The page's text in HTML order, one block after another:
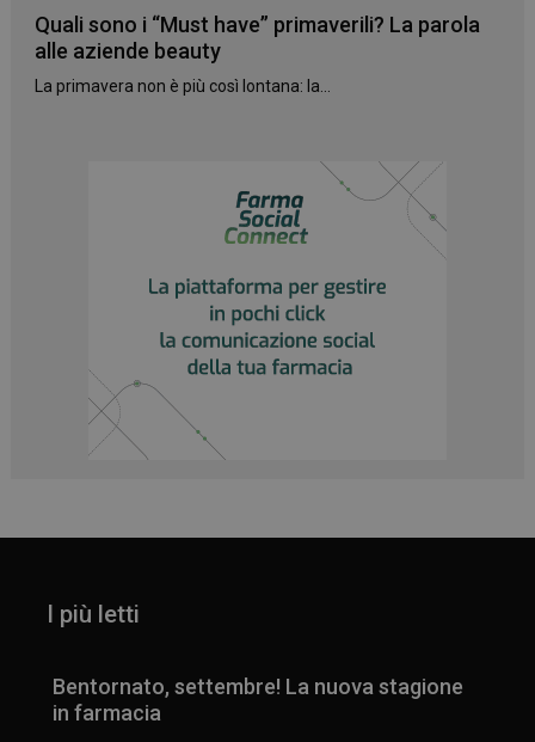
Quali sono i “Must have” primaverili? La parola
alle aziende beauty
La primavera non è più così lontana: la...
I più letti
Bentornato, settembre! La nuova stagione
in farmacia